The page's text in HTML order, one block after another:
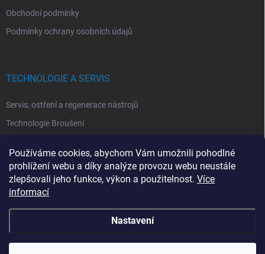
Používáme cookies, abychom Vám umožnili pohodlné
prohlížení webu a díky analýze provozu webu neustále
zlepšovali jeho funkce, výkon a použitelnost. Více
informací
Nastavení
Obchodní podmínky
Podmínky ochrany osobních údajů
TECHNOLOGIE A SERVIS
Servis, ostření a regenerace nástrojů
Technologie Broušení
Technologie Laserová Ablace
Copyright 2026ITA TOOLS ČESKO. Všechna práva vyhrazena.Upravit